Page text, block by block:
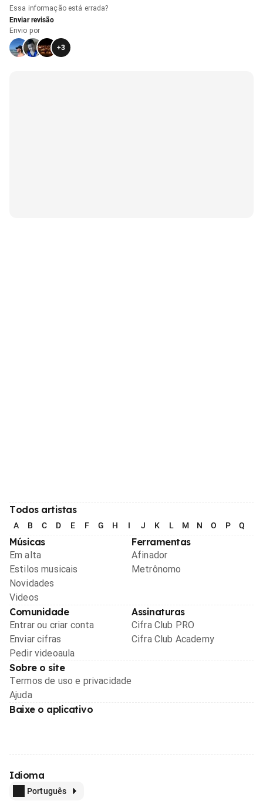
Essa informação está errada?
Enviar revisão
Envio por
+3
Todos artistas
A B C D E F G H I J K L M N O P Q
Músicas
Em alta
Estilos musicais
Novidades
Videos
Ferramentas
Afinador
Metrônomo
Comunidade
Entrar ou criar conta
Enviar cifras
Pedir videoaula
Assinaturas
Cifra Club PRO
Cifra Club Academy
Sobre o site
Termos de uso e privacidade
Ajuda
Baixe o aplicativo
Idioma
Português